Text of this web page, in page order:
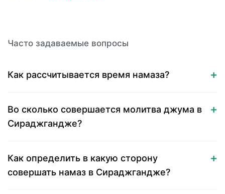
Часто задаваемые вопросы
Как рассчитывается время намаза?
Во сколько совершается молитва джума в
Сираджгандже?
Как определить в какую сторону
совершать намаз в Сираджгандже?